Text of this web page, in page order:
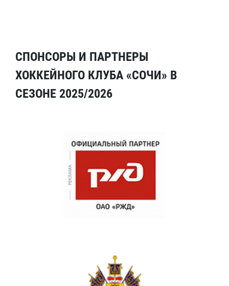
СПОНСОРЫ И ПАРТНЕРЫ
ХОККЕЙНОГО КЛУБА «СОЧИ» В
СЕЗОНЕ 2025/2026